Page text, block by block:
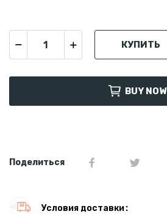
КУПИТЬ
BUY NOW
Поделиться
Условия доставки